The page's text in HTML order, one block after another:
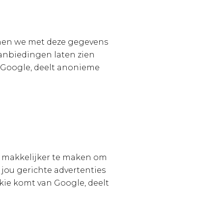
we met deze gegevens
laten zien
deelt anonieme
te maken om
gerichte advertenties
komt van Google, deelt